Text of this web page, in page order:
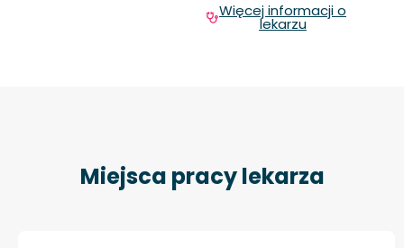
Więcej informacji o
lekarzu
Miejsca pracy lekarza